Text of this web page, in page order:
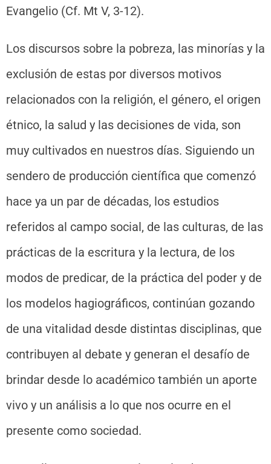
Evangelio (Cf. Mt V, 3-12).
Los discursos sobre la pobreza, las minorías y la
exclusión de estas por diversos motivos
relacionados con la religión, el género, el origen
étnico, la salud y las decisiones de vida, son
muy cultivados en nuestros días. Siguiendo un
sendero de producción científica que comenzó
hace ya un par de décadas, los estudios
referidos al campo social, de las culturas, de las
prácticas de la escritura y la lectura, de los
modos de predicar, de la práctica del poder y de
los modelos hagiográficos, continúan gozando
de una vitalidad desde distintas disciplinas, que
contribuyen al debate y generan el desafío de
brindar desde lo académico también un aporte
vivo y un análisis a lo que nos ocurre en el
presente como sociedad.